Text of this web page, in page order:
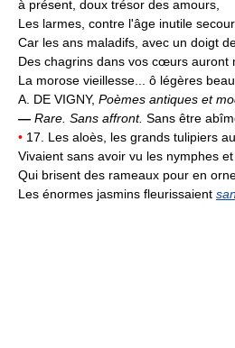
à présent, doux trésor des amours,
Les larmes, contre l'âge inutile
Car les ans maladifs, avec un doigt
Des chagrins dans vos cœurs auront
La morose vieillesse... ô légères
A. DE VIGNY, Poèmes antiques et
— Rare. Sans affront. Sans être
• 17. Les aloès, les grands tulipiers
Vivaient sans avoir vu les nymphes
Qui brisent des rameaux pour en
Les énormes jasmins fleurissaient